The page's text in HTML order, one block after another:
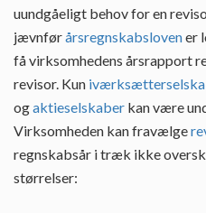
uundgåeligt behov for en
jævnførårsregnskabslovener
få virksomhedens årsrapport
revisor. Kun
ogaktieselskaber kan være
Virksomheden kan fravælge
regnskabsår i træk ikke
størrelser: